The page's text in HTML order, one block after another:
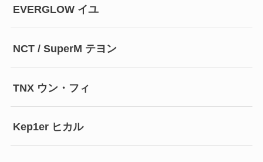
EVERGLOW イユ
NCT / SuperM テヨン
TNX ウン・フィ
Kep1er ヒカル